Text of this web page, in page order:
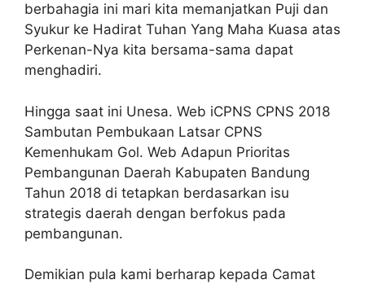
berbahagia ini mari kita memanjatkan Puji dan
Syukur ke Hadirat Tuhan Yang Maha Kuasa atas
Perkenan-Nya kita bersama-sama dapat
menghadiri.
Hingga saat ini Unesa. Web iCPNS CPNS 2018
Sambutan Pembukaan Latsar CPNS
Kemenhukam Gol. Web Adapun Prioritas
Pembangunan Daerah Kabupaten Bandung
Tahun 2018 di tetapkan berdasarkan isu
strategis daerah dengan berfokus pada
pembangunan.
Demikian pula kami berharap kepada Camat